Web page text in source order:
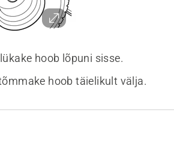
hoob lõpuni sisse.
hoob täielikult välja.